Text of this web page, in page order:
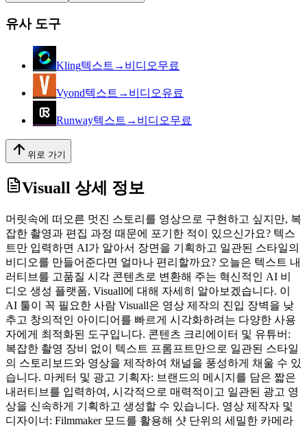
유사 도구
Kling텍스트→비디오무료
Vyond텍스트→비디오유료
Runway텍스트→비디오무료
위로 가기
Visuall 상세 정보
머릿속에 떠오른 멋진 스토리를 영상으로 구현하고 싶지만, 복
잡한 촬영과 편집 과정 때문에 포기한 적이 있으신가요? 텍스
트만 입력하면 AI가 알아서 장면을 기획하고 일관된 스타일의
비디오를 만들어준다면 얼마나 편리할까요? 오늘은 텍스트 내
러티브를 고품질 시각 콘텐츠로 변환해 주는 혁신적인 AI 비
디오 생성 플랫폼, Visuall에 대해 자세히 알아보겠습니다. 이
AI 툴이 꼭 필요한 사람 Visuall은 영상 제작의 진입 장벽을 낮
추고 창의적인 아이디어를 빠르게 시각화하려는 다양한 사용
자에게 최적화된 도구입니다. 콘텐츠 크리에이터 및 유튜버:
복잡한 촬영 장비 없이 텍스트 프롬프트만으로 일관된 스타일
의 스토리보드와 영상을 제작하여 채널을 풍성하게 채울 수 있
습니다. 마케터 및 광고 기획자: 브랜드의 메시지를 담은 짧은
내러티브를 입력하여, 시각적으로 매력적이고 일관된 광고 영
상을 신속하게 기획하고 생성할 수 있습니다. 영상 제작자 및
디자이너: Filmmaker 모드를 활용해 샷 단위의 세밀한 카메라